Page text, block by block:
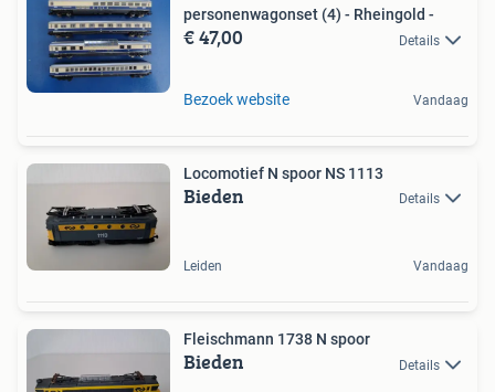
personenwagonset (4) - Rheingold -
€ 47,00 Details
Bezoek website Vandaag
Locomotief N spoor NS 1113
Bieden Details
Leiden Vandaag
Fleischmann 1738 N spoor
Bieden Details